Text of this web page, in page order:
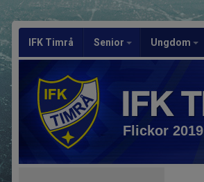
IFK Timrå Senior Ungdom
Flickor 2019